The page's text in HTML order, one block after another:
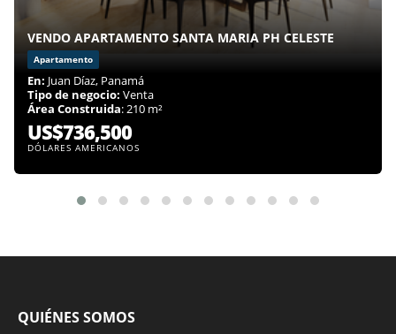
VENDO APARTAMENTO SANTA MARIA PH CELESTE
Apartamento
En: Juan Díaz, Panamá
Tipo de negocio: Venta
Área Construida: 210 m²
US$736,500
DÓLARES AMERICANOS
QUIÉNES SOMOS